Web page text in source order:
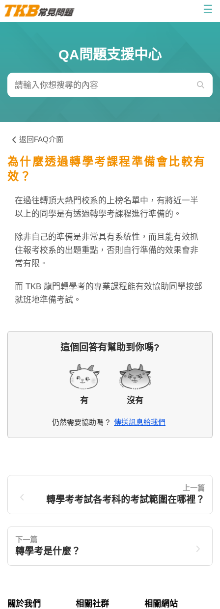
☰
QA問題支援中心
返回FAQ介面
為什麼透過轉學考課程準備會比較有
效？
在過往轉頂大熱門校系的上榜名單中，有將近一半
以上的同學是有透過轉學考課程進行準備的。
除非自己的準備是非常具有系統性，而且能有效抓
住報考校系的出題重點，否則自行準備的效果會非
常有限。
而 TKB 龍門轉學考的專業課程能有效協助同學按部
就班地準備考試。
這個回答有幫助到你嗎?
有 沒有
仍然需要協助嗎 ? 傳送訊息給我們
上一篇
轉學考考試各考科的考試範圍在哪裡？
下一篇
轉學考是什麼？
關於我們 相關社群 相關網站